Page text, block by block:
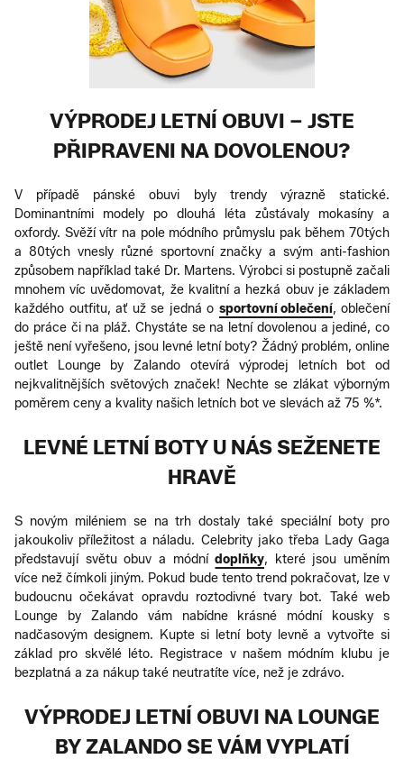
VÝPRODEJ LETNÍ OBUVI – JSTE
PŘIPRAVENI NA DOVOLENOU?
V případě pánské obuvi byly trendy výrazně statické.
Dominantními modely po dlouhá léta zůstávaly mokasíny a
oxfordy. Svěží vítr na pole módního průmyslu pak během 70tých
a 80tých vnesly různé sportovní značky a svým anti-fashion
způsobem například také Dr. Martens. Výrobci si postupně začali
mnohem víc uvědomovat, že kvalitní a hezká obuv je základem
každého outfitu, ať už se jedná o sportovní oblečení, oblečení
do práce či na pláž. Chystáte se na letní dovolenou a jediné, co
ještě není vyřešeno, jsou levné letní boty? Žádný problém, online
outlet Lounge by Zalando otevírá výprodej letních bot od
nejkvalitnějších světových značek! Nechte se zlákat výborným
poměrem ceny a kvality našich letních bot ve slevách až 75 %*.
LEVNÉ LETNÍ BOTY U NÁS SEŽENETE
HRAVĚ
S novým miléniem se na trh dostaly také speciální boty pro
jakoukoliv příležitost a náladu. Celebrity jako třeba Lady Gaga
představují světu obuv a módnídoplňky, které jsou uměním
více než čímkoli jiným. Pokud bude tento trend pokračovat, lze v
budoucnu očekávat opravdu roztodivné tvary bot. Také web
Lounge by Zalando vám nabídne krásné módní kousky s
nadčasovým designem. Kupte si letní boty levně a vytvořte si
základ pro skvělé léto. Registrace v našem módním klubu je
bezplatná a za nákup také neutratíte více, než je zdrávo.
VÝPRODEJ LETNÍ OBUVI NA LOUNGE
BY ZALANDO SE VÁM VYPLATÍ